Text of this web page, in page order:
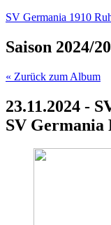
SV Germania 1910
Saison 2024/
« Zurück zum Album
23.11.2024 -
SV Germania